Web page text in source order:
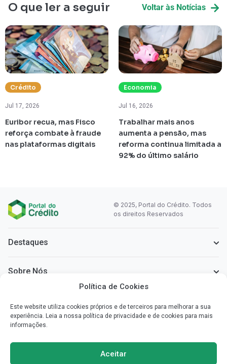
Política de Cookies
Este website utiliza cookies próprios e de terceiros para melhorar a sua
experiência. Leia a nossa política de privacidade e de cookies para mais
informações.
Aceitar
O que ler a seguir Voltar às Notícias
Crédito
Jul 17, 2026
Euribor recua, mas Fisco
reforça combate à fraude
nas plataformas digitais
Economia
Jul 16, 2026
Trabalhar mais anos
aumenta a pensão, mas
reforma continua limitada a
92% do último salário
© 2025, Portal do Crédito. Todos
os direitos Reservados
Destaques
Sobre Nós
Simplificamos a informação que necessita para poder escolher o